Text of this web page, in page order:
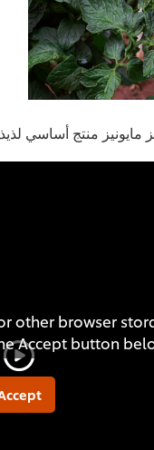
منتج أساسي
other browser
Accept button